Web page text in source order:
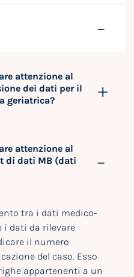
attenzione al
dei dati per il
geriatrica?
attenzione al
di dati MB (dati
tra i dati medico-
i dati da rilevare
il numero
del caso. Esso
appartenenti a un